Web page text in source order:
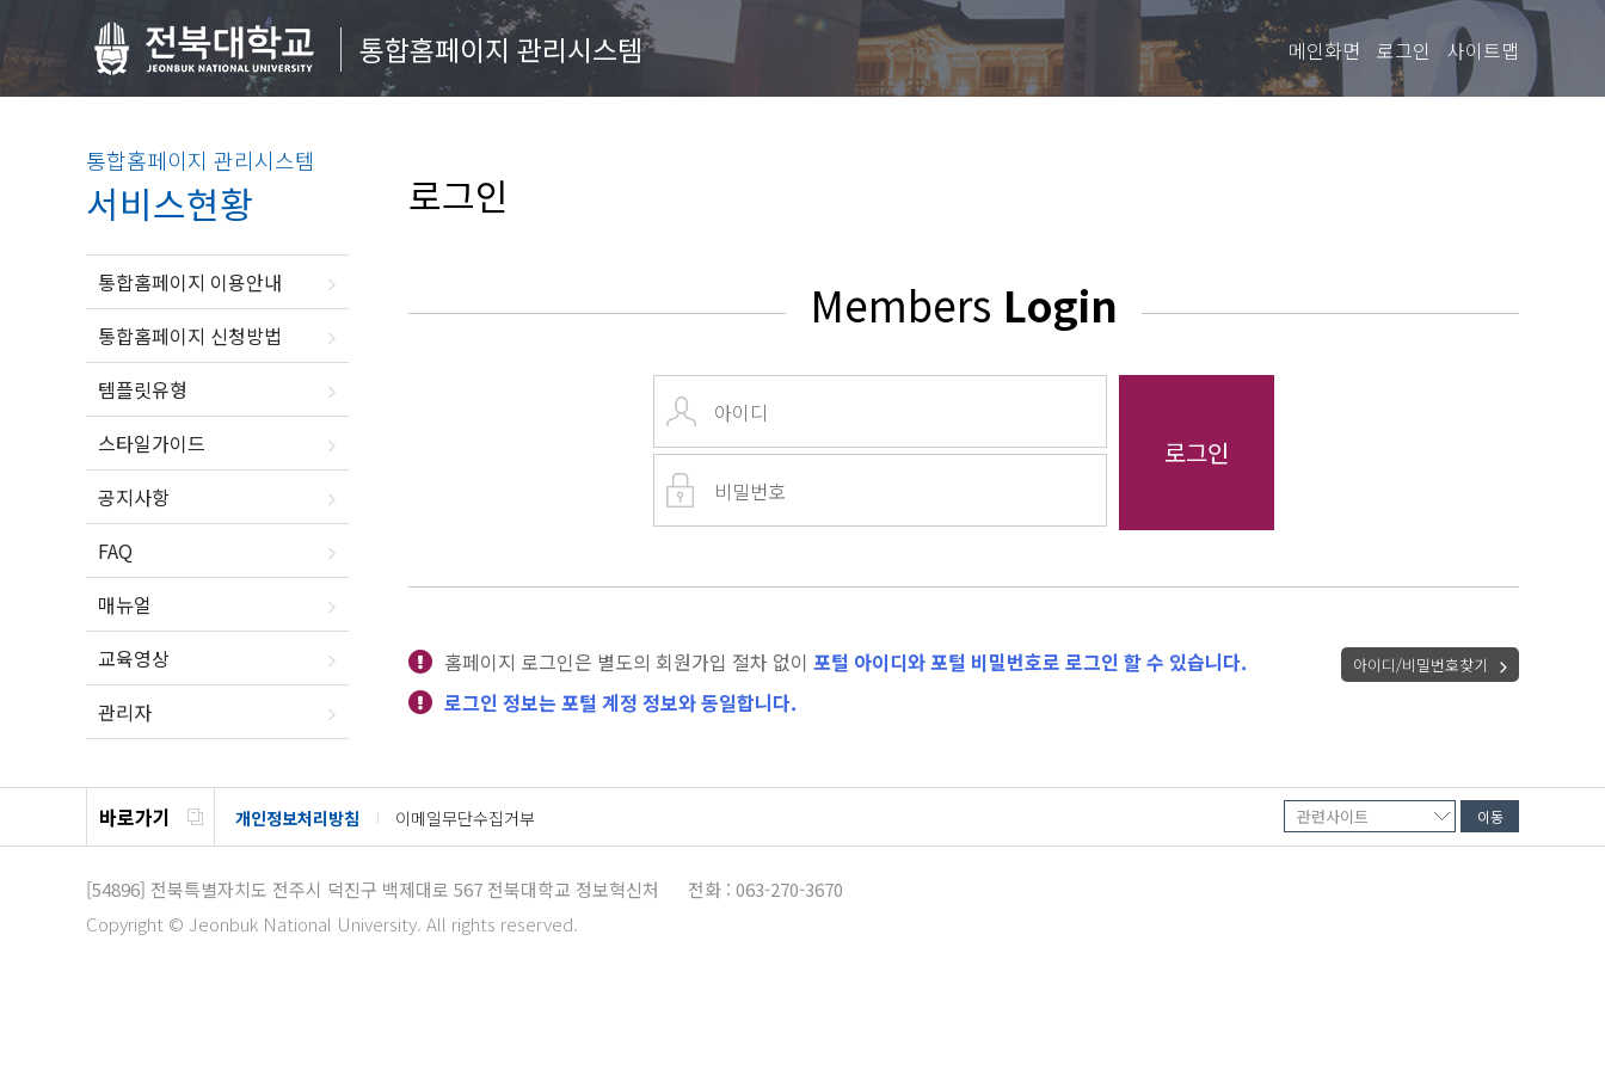
통합홈페이지 관리시스템 메인화면 로그인 사이트맵
통합홈페이지 관리시스템
서비스현황
통합홈페이지 이용안내
통합홈페이지 신청방법
템플릿유형
스타일가이드
공지사항
FAQ
매뉴얼
교육영상
관리자
로그인
Members Login
홈페이지 로그인은 별도의 회원가입 절차 없이 포털 아이디와 포털 비밀번호로 로그인 할 수 있습니다.
로그인 정보는 포털 계정 정보와 동일합니다.
아이디/비밀번호찾기
바로가기 개인정보처리방침 이메일무단수집거부
[54896] 전북특별자치도 전주시 덕진구 백제대로 567 전북대학교 정보혁신처
전화 : 063-270-3670
Copyright © Jeonbuk National University. All rights reserved.